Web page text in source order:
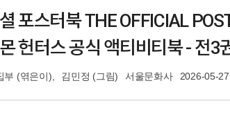
포스터북 THE OFFICIAL
헌터스 공식 액티비티북 - 전3
부 (엮은이), 김민정 (그림) 서울문화사 2026-05-27